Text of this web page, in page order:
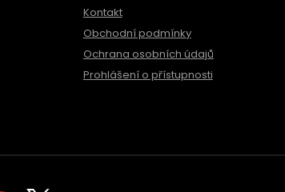
Kontakt
Obchodní podmínky
Ochrana osobních údajů
Prohlášení o přístupnosti